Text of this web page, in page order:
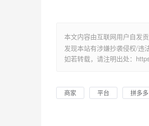
本文内容由互联网用户自发
发现本站有涉嫌抄袭侵权/违
如若转载，请注明出处：
商家 平台 拼多多